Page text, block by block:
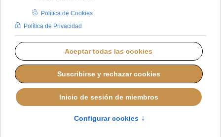
JAVIER RUIZ ARREGUI
IDENTIDAD CRISTIANA
LUNES, 17 NOVIEMBRE 2025 17:50